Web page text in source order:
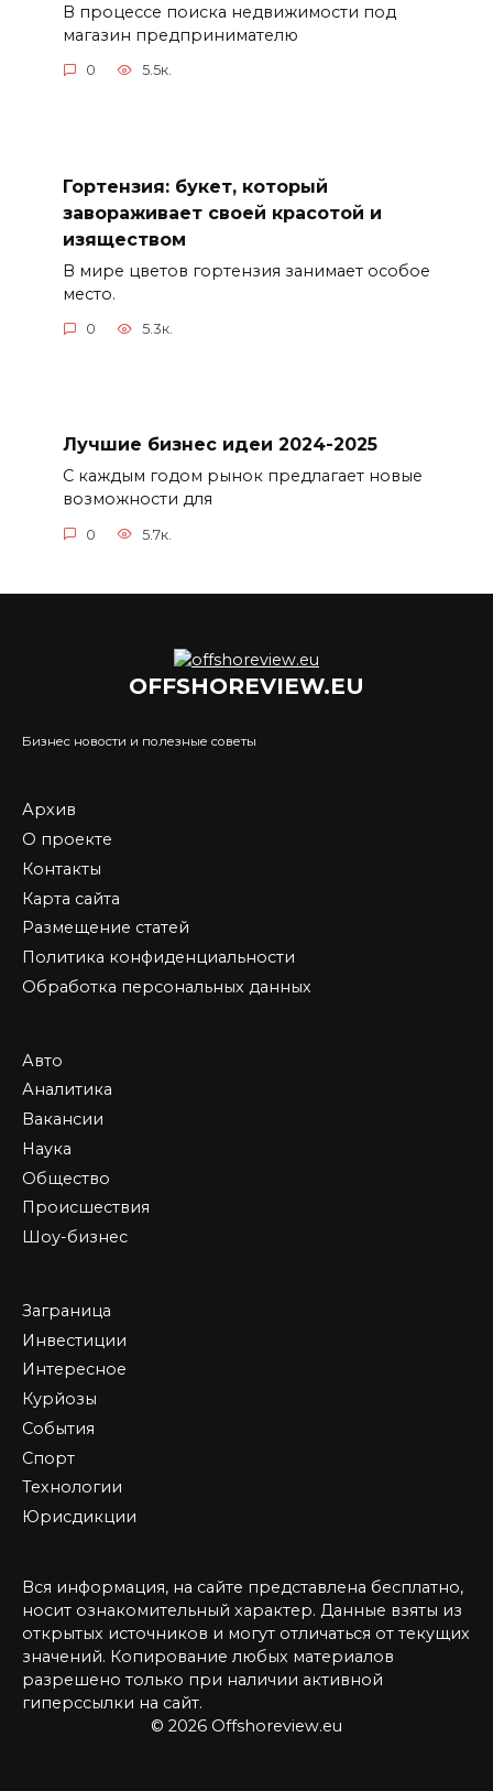
В процессе поиска недвижимости под
магазин предпринимателю
0 5.5к.
Гортензия: букет, который
завораживает своей красотой и
изяществом
В мире цветов гортензия занимает особое
место.
0 5.3к.
Лучшие бизнес идеи 2024-2025
С каждым годом рынок предлагает новые
возможности для
0 5.7к.
OFFSHOREVIEW.EU
Бизнес новости и полезные советы
Архив
О проекте
Контакты
Карта сайта
Размещение статей
Политика конфиденциальности
Обработка персональных данных
Авто
Аналитика
Вакансии
Наука
Общество
Происшествия
Шоу-бизнес
Заграница
Инвестиции
Интересное
Курйозы
События
Спорт
Технологии
Юрисдикции
Вся информация, на сайте представлена бесплатно,
носит ознакомительный характер. Данные взяты из
открытых источников и могут отличаться от текущих
значений. Копирование любых материалов
разрешено только при наличии активной
гиперссылки на сайт.
© 2026 Offshoreview.eu